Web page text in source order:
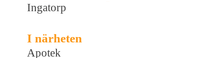
Ingatorp
I närheten
Apotek